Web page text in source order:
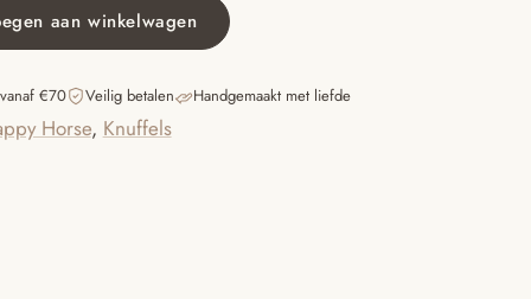
aan winkelwagen
€70 Veilig betalen Handgemaakt met liefde
Horse, Knuffels